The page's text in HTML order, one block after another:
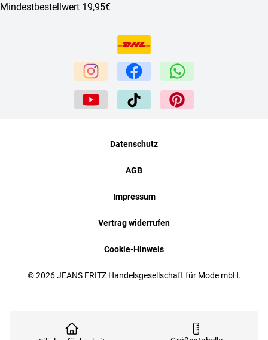
Mindestbestellwert 19,95€
© 2026 JEANS FRITZ Handelsgesellschaft für Mode mbH.
Datenschutz
AGB
Impressum
Vertrag widerrufen
Cookie-Hinweis